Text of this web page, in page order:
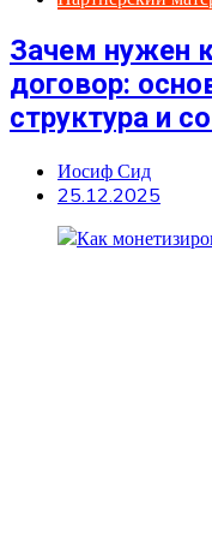
Зачем нужен
договор:
структура и
Иосиф Сид
25.12.2025